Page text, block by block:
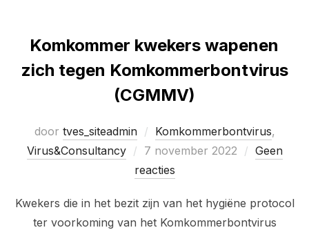
Komkommer kwekers wapenen
zich tegen Komkommerbontvirus
(CGMMV)
door tves_siteadmin Komkommerbontvirus,
Virus&Consultancy
Geplaatst
op
7 november 2022
Geen
reacties
Kwekers die in het bezit zijn van het hygiëne protocol
ter voorkoming van het Komkommerbontvirus